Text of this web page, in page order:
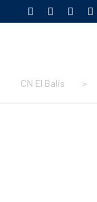
CN El Balís >